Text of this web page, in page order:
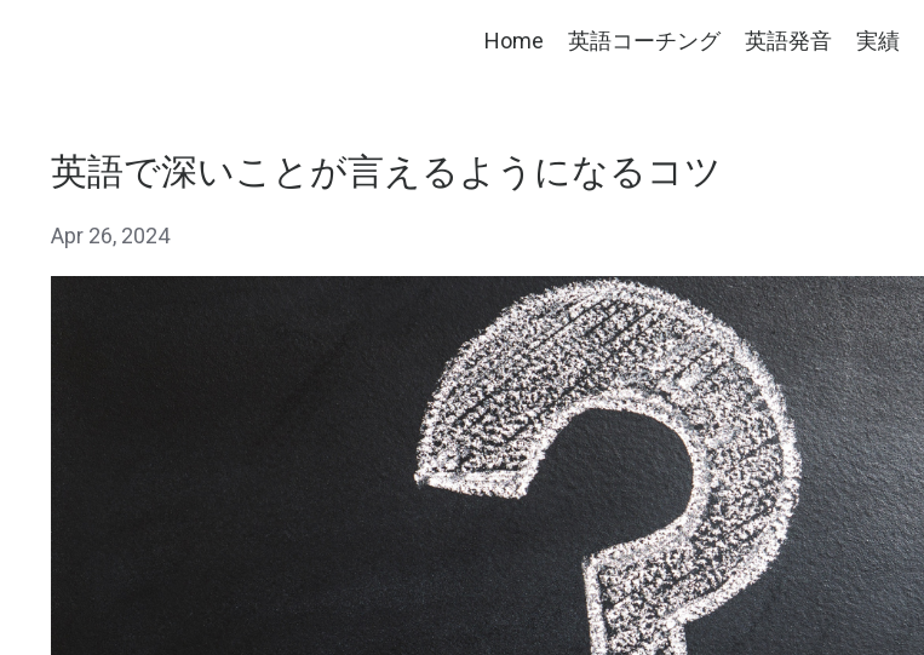
Home 英語コーチング 英語発音 実績
英語で深いことが言えるようになるコツ
Apr 26, 2024